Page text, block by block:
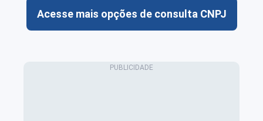
Acesse mais opções de consulta CNPJ